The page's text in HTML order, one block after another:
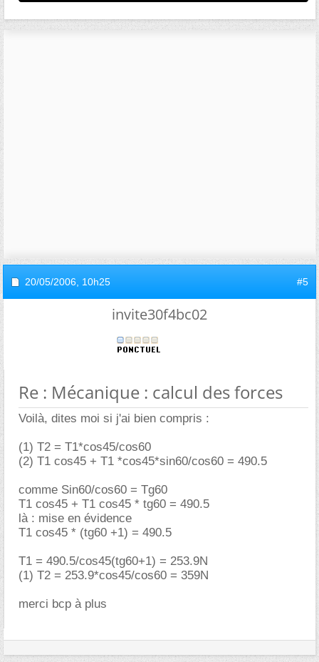
20/05/2006, 10h25 #5
invite30f4bc02
Re : Mécanique : calcul des forces
Voilà, dites moi si j'ai bien compris :
(1) T2 = T1*cos45/cos60
(2) T1 cos45 + T1 *cos45*sin60/cos60 = 490.5
comme Sin60/cos60 = Tg60
T1 cos45 + T1 cos45 * tg60 = 490.5
là : mise en évidence
T1 cos45 * (tg60 +1) = 490.5
T1 = 490.5/cos45(tg60+1) = 253.9N
(1) T2 = 253.9*cos45/cos60 = 359N
merci bcp à plus